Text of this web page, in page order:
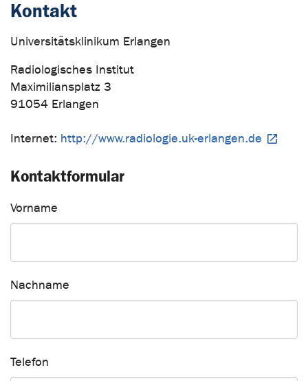
Kontakt
Universitätsklinikum Erlangen
Radiologisches Institut
Maximiliansplatz 3
91054 Erlangen
Internet: http://www.radiologie.uk-erlangen.de
Kontaktformular
Vorname
Nachname
Telefon